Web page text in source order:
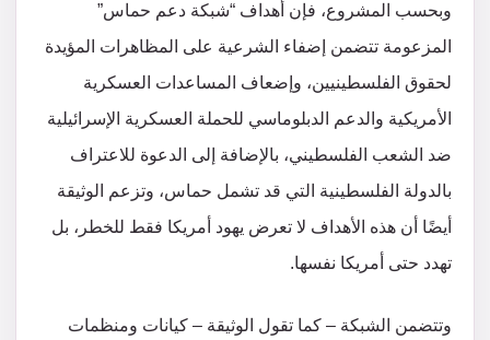
وبحسب المشروع، فإن أهداف “شبكة دعم حماس”
المزعومة تتضمن إضفاء الشرعية على المظاهرات المؤيدة
لحقوق الفلسطينيين، وإضعاف المساعدات العسكرية
الأمريكية والدعم الدبلوماسي للحملة العسكرية الإسرائيلية
ضد الشعب الفلسطيني، بالإضافة إلى الدعوة للاعتراف
بالدولة الفلسطينية التي قد تشمل حماس، وتزعم الوثيقة
أيضًا أن هذه الأهداف لا تعرض يهود أمريكا فقط للخطر، بل
تهدد حتى أمريكا نفسها.
وتتضمن الشبكة – كما تقول الوثيقة – كيانات ومنظمات